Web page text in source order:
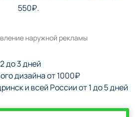
550₽.
до 3 дней
дизайна от 1000₽
и всей России от 1 до 5 дней